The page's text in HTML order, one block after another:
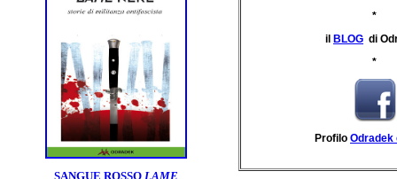
SANGUE ROSSO LAME
*
il BLOG di
*
Profilo Odradek